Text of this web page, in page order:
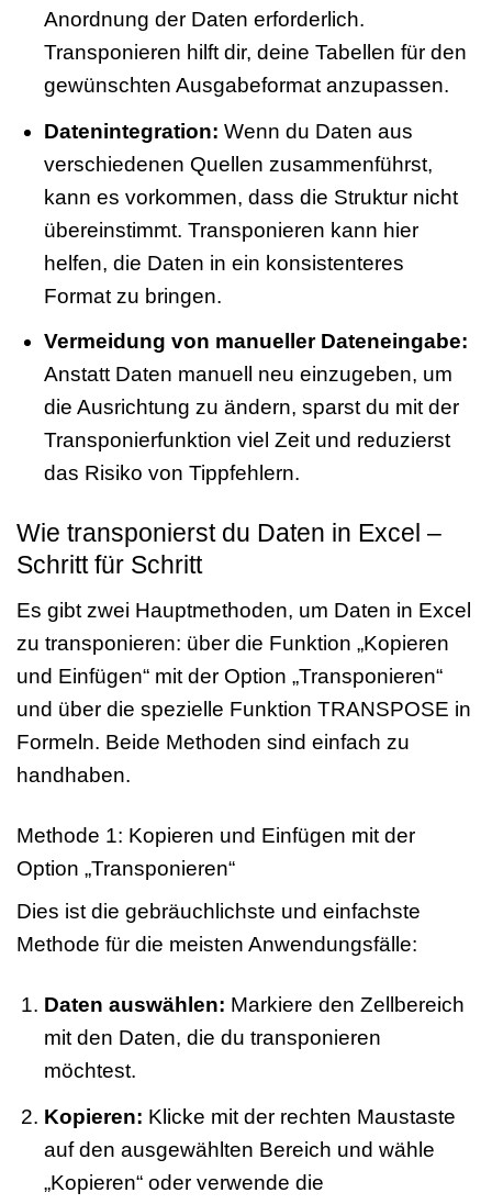
Anordnung der Daten erforderlich.
Transponieren hilft dir, deine Tabellen für den
gewünschten Ausgabeformat anzupassen.
Datenintegration: Wenn du Daten aus
verschiedenen Quellen zusammenführst,
kann es vorkommen, dass die Struktur nicht
übereinstimmt. Transponieren kann hier
helfen, die Daten in ein konsistenteres
Format zu bringen.
Vermeidung von manueller Dateneingabe:
Anstatt Daten manuell neu einzugeben, um
die Ausrichtung zu ändern, sparst du mit der
Transponierfunktion viel Zeit und reduzierst
das Risiko von Tippfehlern.
Wie transponierst du Daten in Excel –
Schritt für Schritt
Es gibt zwei Hauptmethoden, um Daten in Excel
zu transponieren: über die Funktion „Kopieren
und Einfügen“ mit der Option „Transponieren“
und über die spezielle Funktion TRANSPOSE in
Formeln. Beide Methoden sind einfach zu
handhaben.
Methode 1: Kopieren und Einfügen mit der
Option „Transponieren“
Dies ist die gebräuchlichste und einfachste
Methode für die meisten Anwendungsfälle:
Daten auswählen: Markiere den Zellbereich
mit den Daten, die du transponieren
möchtest.
Kopieren: Klicke mit der rechten Maustaste
auf den ausgewählten Bereich und wähle
„Kopieren“ oder verwende die